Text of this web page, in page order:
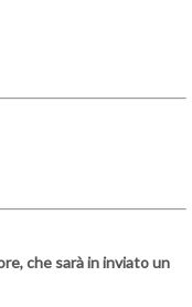
che sarà in inviato un